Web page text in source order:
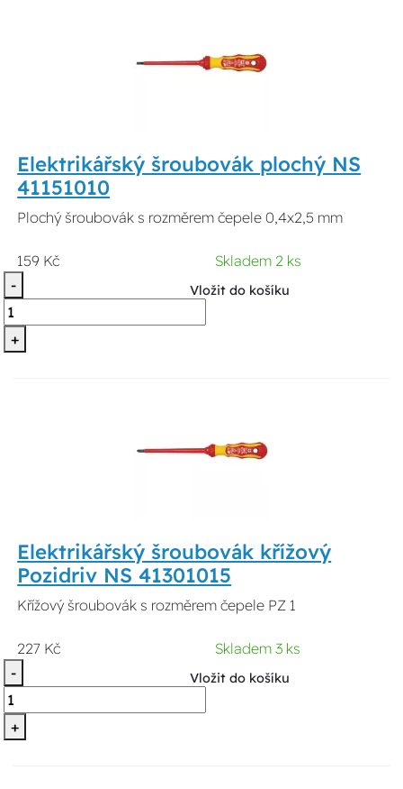
Elektrikářský šroubovák plochý NS
41151010
Plochý šroubovák s rozměrem čepele 0,4x2,5 mm
159 Kč
Skladem 2 ks
-
+
Vložit do košíku
Elektrikářský šroubovák křížový
Pozidriv NS 41301015
Křížový šroubovák s rozměrem čepele PZ 1
227 Kč
Skladem 3 ks
-
+
Vložit do košíku